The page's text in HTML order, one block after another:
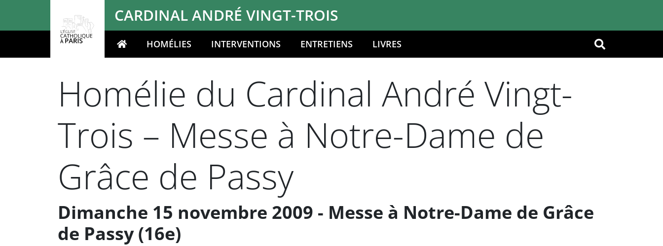
CARDINAL ANDRÉ VINGT-TROIS
Votre recherche OK
HOMÉLIES INTERVENTIONS ENTRETIENS LIVRES
Homélie du Cardinal André Vingt-
Trois – Messe à Notre-Dame de
Grâce de Passy
Dimanche 15 novembre 2009 - Messe à Notre-Dame de Grâce
de Passy (16e)